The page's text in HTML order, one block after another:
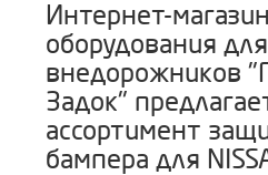
Интернет-
оборудования
внедорожников
Задок"
ассортимент
бампера для